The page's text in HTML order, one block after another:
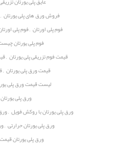
فروش ورق های پلی یورتان ,
فوم پلی اورتان ,فوم پلی
فوم پلی یورتان
قیمت فوم تزریقی پلی یورتان ,
قیمت ورق پلی یورتان ,
لیست قیمت ورق پلی
ورق پلی یورتان
ورق پلی یورتان با روکش فویل ,
ورق پلی یورتان حرارتی ,
ورق پلی یورتان قیمت